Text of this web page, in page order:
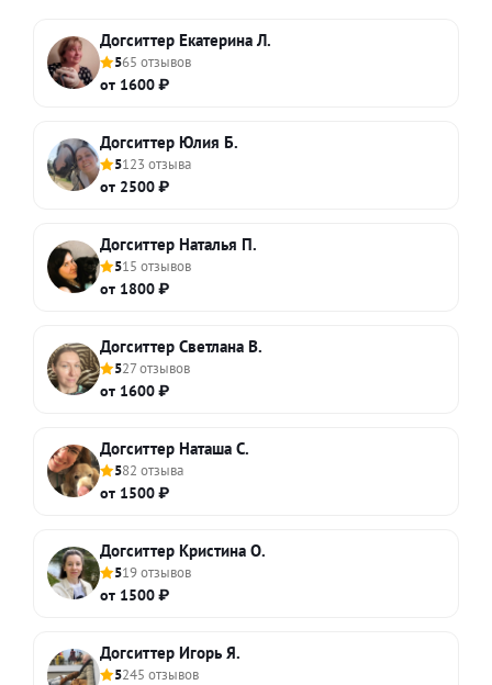
Догситтер Екатерина Л.
565 отзывов
от 1600 ₽
Догситтер Юлия Б.
5123 отзыва
от 2500 ₽
Догситтер Наталья П.
515 отзывов
от 1800 ₽
Догситтер Светлана В.
527 отзывов
от 1600 ₽
Догситтер Наташа С.
582 отзыва
от 1500 ₽
Догситтер Кристина О.
519 отзывов
от 1500 ₽
Догситтер Игорь Я.
5245 отзывов